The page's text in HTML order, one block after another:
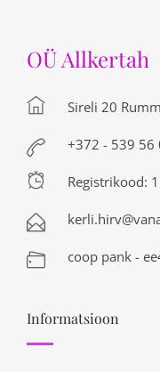
OÜ Allkertah
Sireli 20
+372 - 539 56
Registrikood:
coop pank -
Informatsioon